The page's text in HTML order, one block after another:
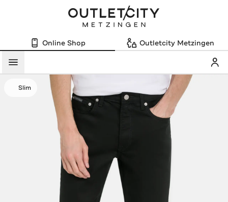
Online Shop Outletcity Metzingen
Menü
Slim